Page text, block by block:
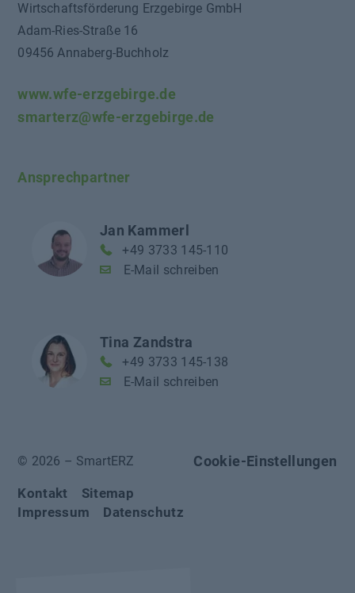
Wirtschaftsförderung Erzgebirge GmbH
Adam-Ries-Straße 16
09456 Annaberg-Buchholz
www.wfe-erzgebirge.de
smarterz@wfe-erzgebirge.de
Ansprechpartner
Jan Kammerl
+49 3733 145-110
E-Mail schreiben
Tina Zandstra
+49 3733 145-138
E-Mail schreiben
© 2026 – SmartERZ Cookie-Einstellungen
Kontakt
Sitemap
Impressum
Datenschutz